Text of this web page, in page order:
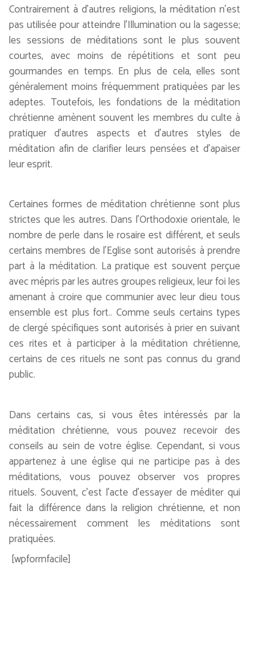
Contrairement à d’autres religions, la méditation n’est
pas utilisée pour atteindre l’Illumination ou la sagesse;
les sessions de méditations sont le plus souvent
courtes, avec moins de répétitions et sont peu
gourmandes en temps. En plus de cela, elles sont
généralement moins fréquemment pratiquées par les
adeptes. Toutefois, les fondations de la méditation
chrétienne amènent souvent les membres du culte à
pratiquer d’autres aspects et d’autres styles de
méditation afin de clarifier leurs pensées et d’apaiser
leur esprit.
Certaines formes de méditation chrétienne sont plus
strictes que les autres. Dans l’Orthodoxie orientale, le
nombre de perle dans le rosaire est différent, et seuls
certains membres de l’Eglise sont autorisés à prendre
part à la méditation. La pratique est souvent perçue
avec mépris par les autres groupes religieux, leur foi les
amenant à croire que communier avec leur dieu tous
ensemble est plus fort.. Comme seuls certains types
de clergé spécifiques sont autorisés à prier en suivant
ces rites et à participer à la méditation chrétienne,
certains de ces rituels ne sont pas connus du grand
public.
Dans certains cas, si vous êtes intéressés par la
méditation chrétienne, vous pouvez recevoir des
conseils au sein de votre église. Cependant, si vous
appartenez à une église qui ne participe pas à des
méditations, vous pouvez observer vos propres
rituels. Souvent, c’est l’acte d’essayer de méditer qui
fait la différence dans la religion chrétienne, et non
nécessairement comment les méditations sont
pratiquées.
[wpformfacile]